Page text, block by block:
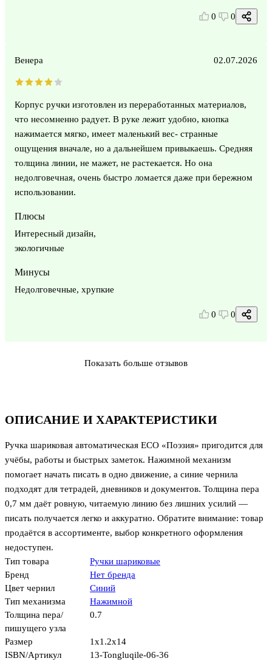
ОПИСАНИЕ И ХАРАКТЕРИСТИКИ
Ручка шариковая автоматическая ECO «Поэзия» пригодится для
учёбы, работы и быстрых заметок. Нажимной механизм
помогает начать писать в одно движение, а синие чернила
подходят для тетрадей, дневников и документов. Толщина пера
0,7 мм даёт ровную, читаемую линию без лишних усилий —
писать получается легко и аккуратно. Обратите внимание: товар
продаётся в ассортименте, выбор конкретного оформления
недоступен.
Тип товара
Ручки шариковые
Бренд
Нет бренда
Цвет чернил
Синий
Тип механизма
Нажимной
Толщина пера/
пишущего узла
0.7
Размер
1x1.2x14
ISBN/Артикул
13-Tongluqile-06-36
0 0
Венера 02.07.2026
Корпус ручки изготовлен из переработанных материалов,
что несомненно радует. В руке лежит удобно, кнопка
нажимается мягко, имеет маленький вес- странные
ощущения вначале, но а дальнейшем привыкаешь. Средняя
толщина линии, не мажет, не растекается. Но она
недолговечная, очень быстро ломается даже при бережном
использовании.
Плюсы
Интересный дизайн,
экологичные
Минусы
Недолговечные, хрупкие
0 0
Показать больше отзывов